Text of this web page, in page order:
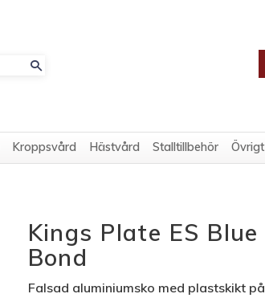
Kroppsvård Hästvård Stalltillbehör Övrigt
Kings Plate ES Blue
Bond
Falsad aluminiumsko med plastskikt på